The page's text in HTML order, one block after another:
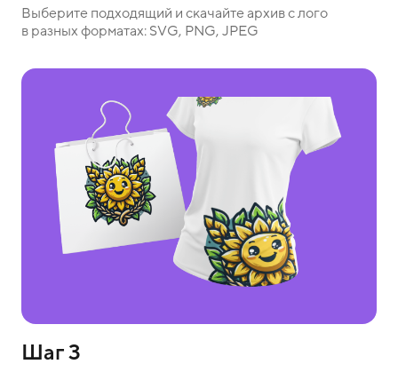
Выберите подходящий и скачайте архив с лого
в разных форматах: SVG, PNG, JPEG
Шаг 3